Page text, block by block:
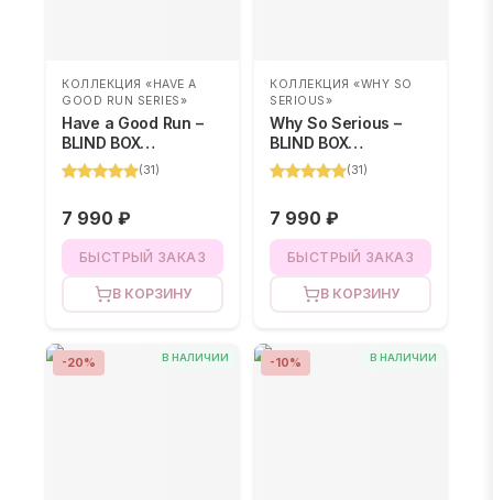
КОЛЛЕКЦИЯ «HAVE A
GOOD RUN SERIES»
Have a Good Run –
BLIND BOX
(случайный
персонаж)
(31)
7 990 ₽
БЫСТРЫЙ ЗАКАЗ
В КОРЗИНУ
КОЛЛЕКЦИЯ «WHY SO
SERIOUS»
Why So Serious –
BLIND BOX
(случайный цвет и
персонаж)
(31)
7 990 ₽
БЫСТРЫЙ ЗАКАЗ
В КОРЗИНУ
В НАЛИЧИИ
-20% В НАЛИЧИИ
-10%